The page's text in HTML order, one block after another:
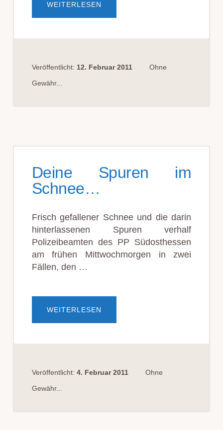
WEITERLESEN
MOTEL
Veröffentlicht: 12. Februar 2011
Ohne
Gewähr...
Deine Spuren im
Schnee…
Frisch gefallener Schnee und die darin
hinterlassenen Spuren verhalf
Polizeibeamten des PP Südosthessen
am frühen Mittwochmorgen in zwei
Fällen, den …
WEITERLESEN
IM
Veröffentlicht: 4. Februar 2011
Ohne
Gewähr...